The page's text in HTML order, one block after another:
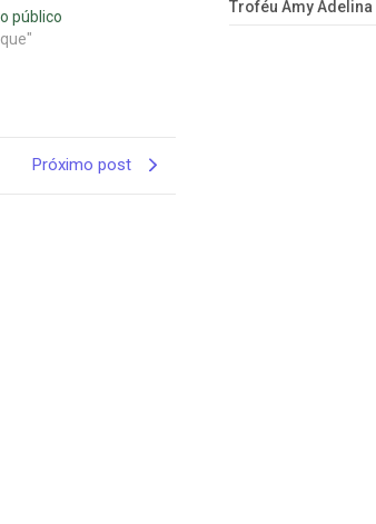
público
Troféu Amy Adelina
Próximo post